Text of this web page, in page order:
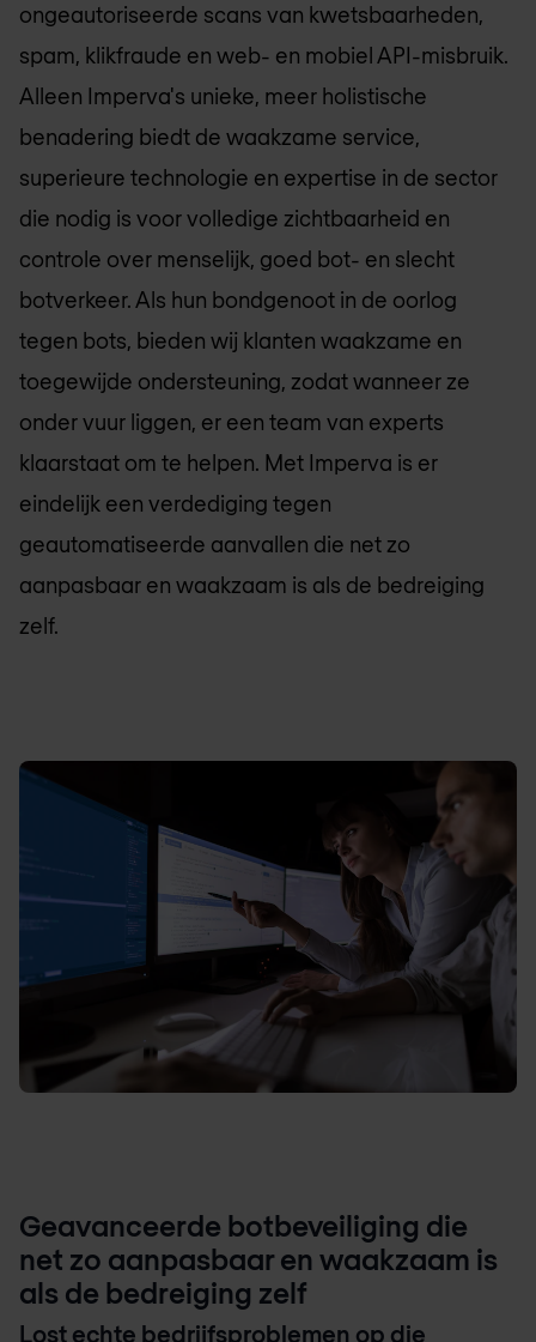
ongeautoriseerde scans van kwetsbaarheden,
spam, klikfraude en web- en mobiel API-misbruik.
Alleen Imperva's unieke, meer holistische
benadering biedt de waakzame service,
superieure technologie en expertise in de sector
die nodig is voor volledige zichtbaarheid en
controle over menselijk, goed bot- en slecht
botverkeer. Als hun bondgenoot in de oorlog
tegen bots, bieden wij klanten waakzame en
toegewijde ondersteuning, zodat wanneer ze
onder vuur liggen, er een team van experts
klaarstaat om te helpen. Met Imperva is er
eindelijk een verdediging tegen
geautomatiseerde aanvallen die net zo
aanpasbaar en waakzaam is als de bedreiging
zelf.
Geavanceerde botbeveiliging die
net zo aanpasbaar en waakzaam is
als de bedreiging zelf
Lost echte bedrijfsproblemen op die